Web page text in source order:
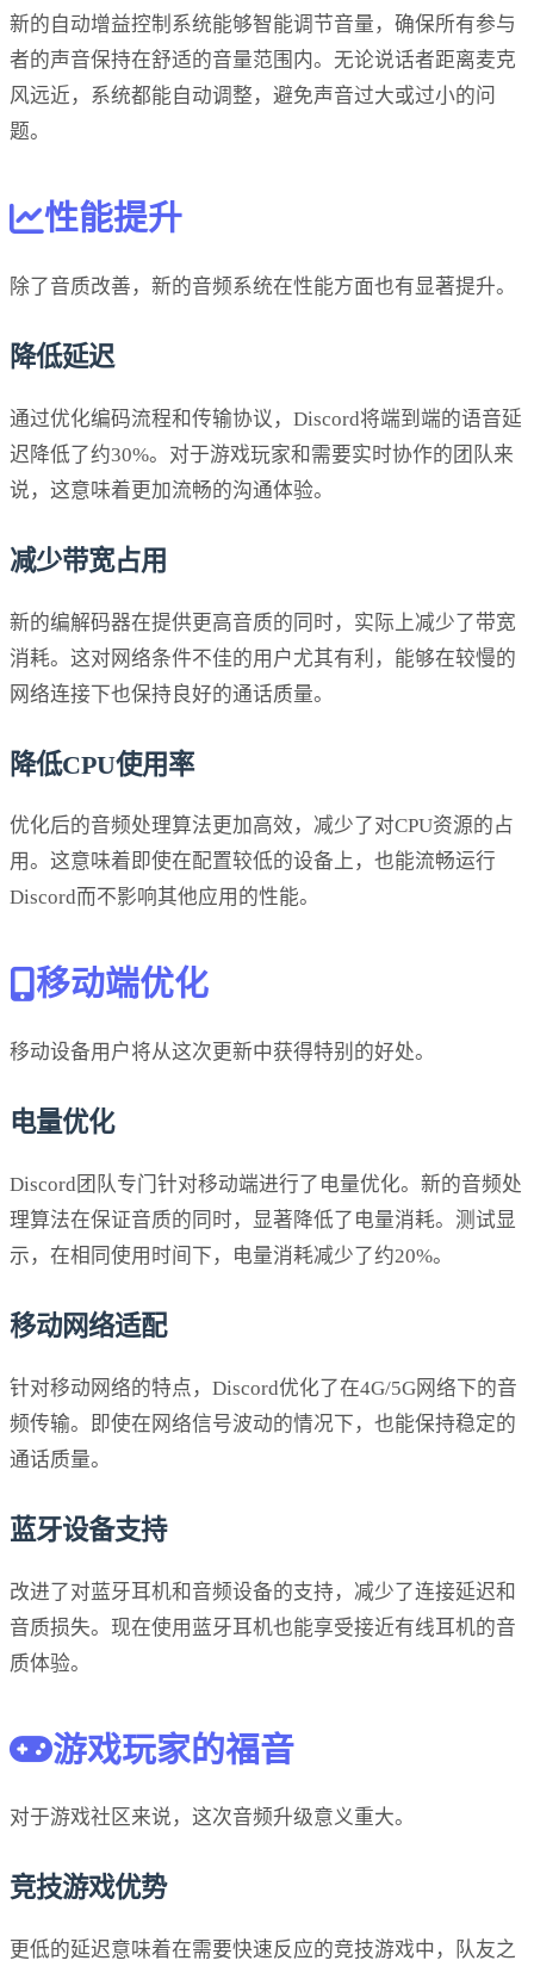
新的自动增益控制系统能够智能调节音量，确保所有参与
者的声音保持在舒适的音量范围内。无论说话者距离麦克
风远近，系统都能自动调整，避免声音过大或过小的问
题。
性能提升
除了音质改善，新的音频系统在性能方面也有显著提升。
降低延迟
通过优化编码流程和传输协议，Discord将端到端的语音延
迟降低了约30%。对于游戏玩家和需要实时协作的团队来
说，这意味着更加流畅的沟通体验。
减少带宽占用
新的编解码器在提供更高音质的同时，实际上减少了带宽
消耗。这对网络条件不佳的用户尤其有利，能够在较慢的
网络连接下也保持良好的通话质量。
降低CPU使用率
优化后的音频处理算法更加高效，减少了对CPU资源的占
用。这意味着即使在配置较低的设备上，也能流畅运行
Discord而不影响其他应用的性能。
移动端优化
移动设备用户将从这次更新中获得特别的好处。
电量优化
Discord团队专门针对移动端进行了电量优化。新的音频处
理算法在保证音质的同时，显著降低了电量消耗。测试显
示，在相同使用时间下，电量消耗减少了约20%。
移动网络适配
针对移动网络的特点，Discord优化了在4G/5G网络下的音
频传输。即使在网络信号波动的情况下，也能保持稳定的
通话质量。
蓝牙设备支持
改进了对蓝牙耳机和音频设备的支持，减少了连接延迟和
音质损失。现在使用蓝牙耳机也能享受接近有线耳机的音
质体验。
游戏玩家的福音
对于游戏社区来说，这次音频升级意义重大。
竞技游戏优势
更低的延迟意味着在需要快速反应的竞技游戏中，队友之